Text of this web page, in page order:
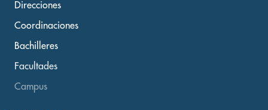
Direcciones
Coordinaciones
Bachilleres
Facultades
Campus